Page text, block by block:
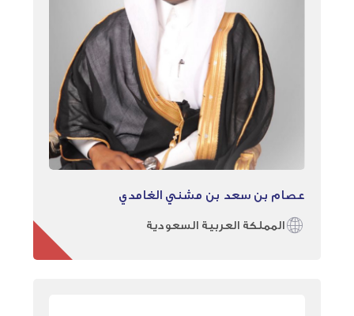
عصام بن سعد بن مشني الغامدي
المملكة العربية السعودية